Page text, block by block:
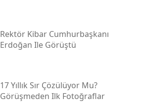
Rektör Kibar Cumhurbaşkanı
Erdoğan Ile Görüştü
17 Yıllık Sır Çözülüyor Mu?
Görüşmeden Ilk Fotoğraflar